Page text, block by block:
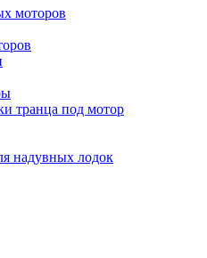
моторов
транца под мотор
надувных лодок